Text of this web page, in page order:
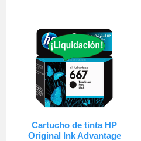
Cartucho de tinta HP
Original Ink Advantage